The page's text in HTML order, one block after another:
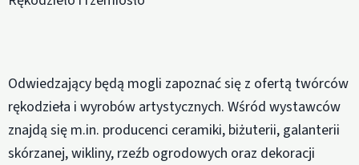
Odwiedzający będą mogli zapoznać się z ofertą twórców
rękodzieła i wyrobów artystycznych. Wśród wystawców
znajdą się m.in. producenci ceramiki, biżuterii, galanterii
skórzanej, wikliny, rzeźb ogrodowych oraz dekoracji